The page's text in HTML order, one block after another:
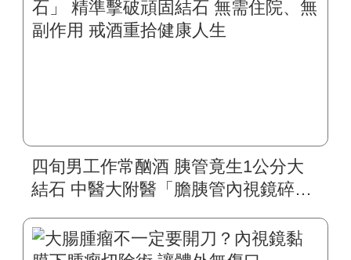
四旬男工作常酗酒 胰管竟生1公分大
結石 中醫大附醫「膽胰管內視鏡碎
副作用 戒酒重拾健康人生